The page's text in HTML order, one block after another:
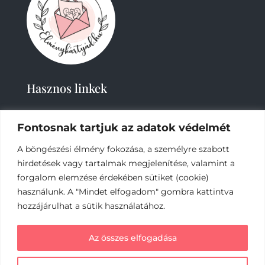
Fontosnak tartjuk az adatok védelmét
A böngészési élmény fokozása, a személyre szabott
hirdetések vagy tartalmak megjelenítése, valamint a
forgalom elemzése érdekében sütiket (cookie)
használunk. A "Mindet elfogadom" gombra kattintva
hozzájárulhat a sütik használatához.
Az összes elfogadása
Hasznos linkek
2019-2023 – Élménykártyád-Nagy Tímea © Minden
jog fenntartva.
Az online fizetést a Barion Payment Zrt. biztosítja,
MNB engedély száma: H-EN-I-1064/2013